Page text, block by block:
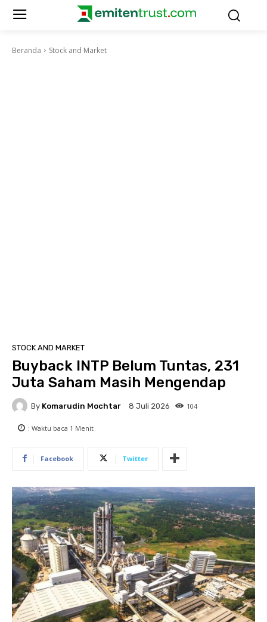
Beranda Stock and Market
STOCK AND MARKET
Buyback INTP Belum Tuntas, 231
Juta Saham Masih Mengendap
By Komarudin Mochtar 8 Juli 2026 104
: Waktu baca 1 Menit
Facebook Twitter